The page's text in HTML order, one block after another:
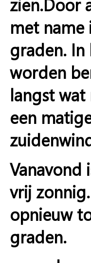
met name
graden. In
worden
langst
een
Vanavond
vrij
opnieuw
graden.